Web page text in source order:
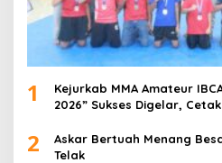
1
Kejurkab MMA Amateur
2026” Sukses Digelar,
2
Askar Bertuah Menang
Telak